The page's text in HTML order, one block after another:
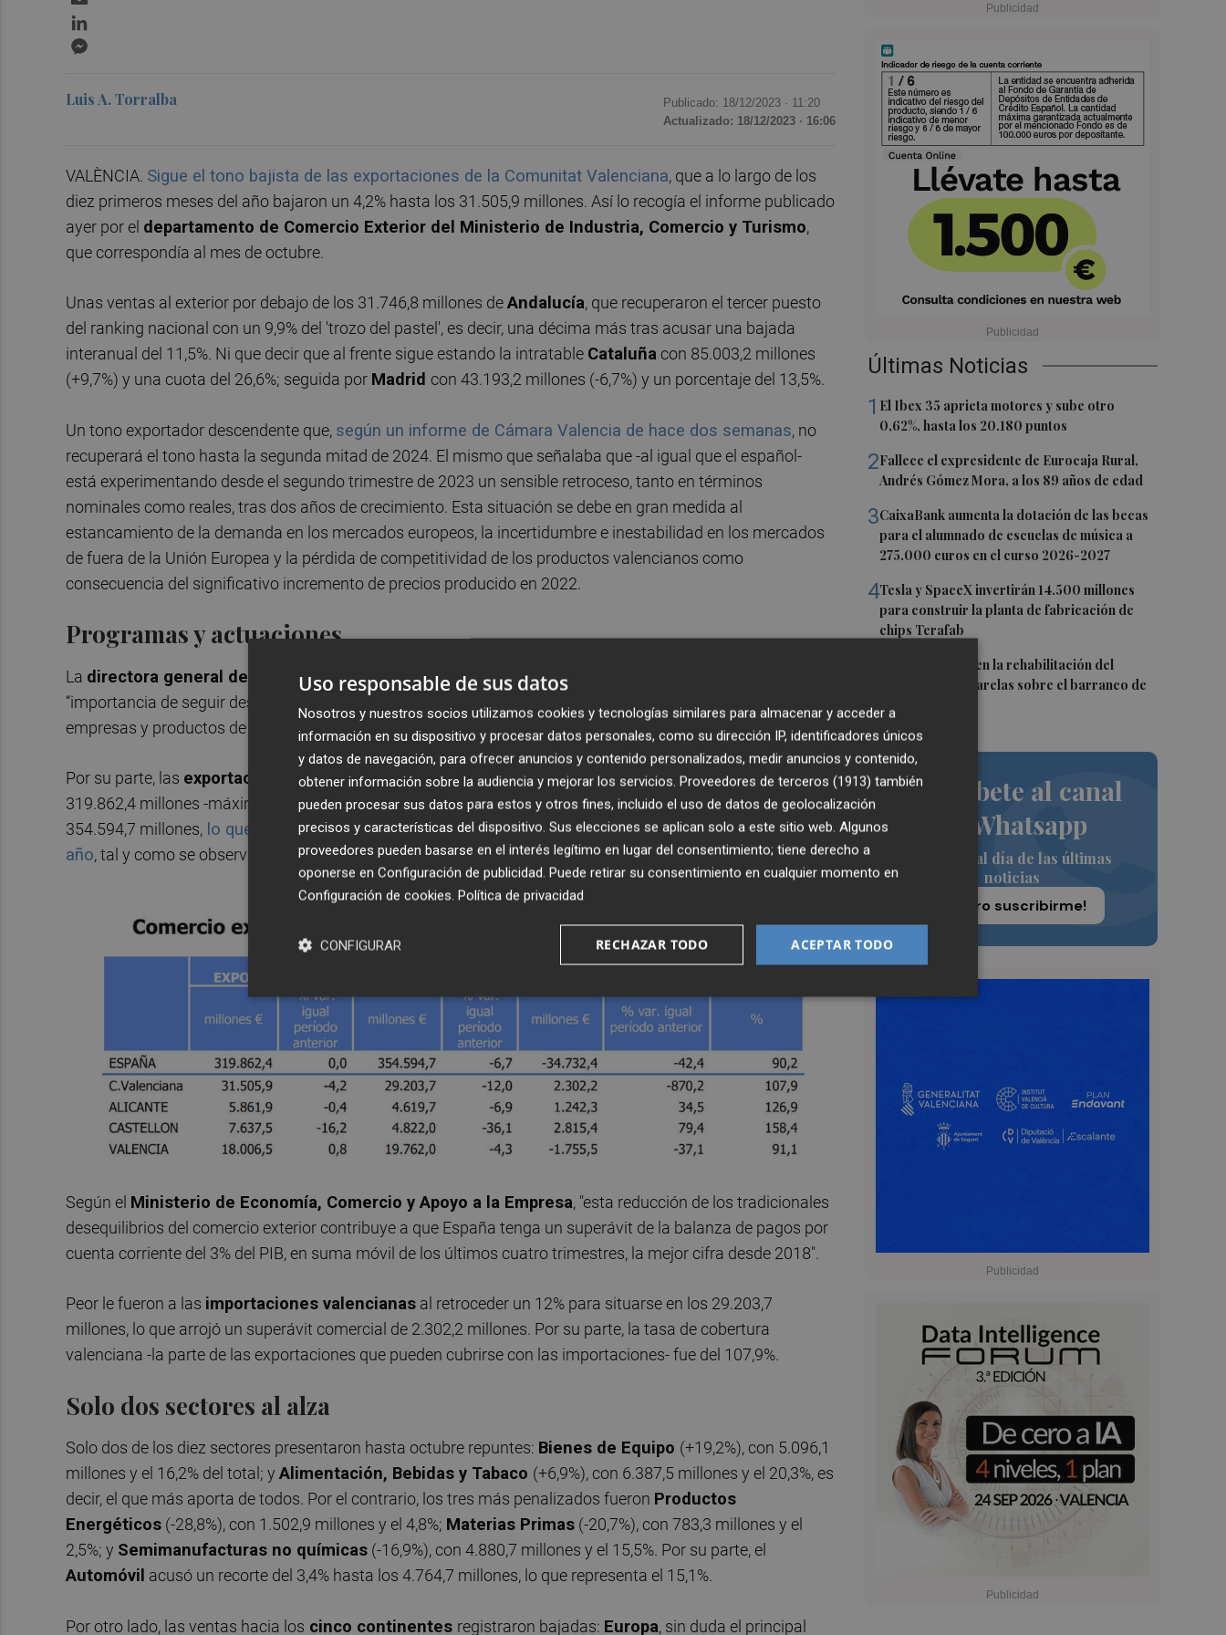
Últimas Noticias
1 El Ibex 35 aprieta motores y sube otro
0,62%, hasta los 20.180 puntos
2Fallece el expresidente de Eurocaja Rural,
Andrés Gómez Mora, a los 89 años de edad
3CaixaBank aumenta la dotación de las becas
para el alumnado de escuelas de música a
275.000 euros en el curso 2026-2027
4Tesla y SpaceX invertirán 14.500 millones
para construir la planta de fabricación de
chips Terafab
L'Eliana avanza en la rehabilitación del
puente y las pasarelas sobre el barranco de
Suscríbete al canal
de Whatsapp
Siempre al día de las últimas
noticias
¡Quiero suscribirme!
Luis A. Torralba Publicado: 18/12/2023 · 11:20
Actualizado: 18/12/2023 · 16:06
VALÈNCIA. Sigue el tono bajista de las exportaciones de la Comunitat Valenciana, que a lo largo de los
diez primeros meses del año bajaron un 4,2% hasta los 31.505,9 millones. Así lo recogía el informe publicado
ayer por el departamento de Comercio Exterior del Ministerio de Industria, Comercio y Turismo,
que correspondía al mes de octubre.
Unas ventas al exterior por debajo de los 31.746,8 millones deAndalucía, que recuperaron el tercer puesto
del ranking nacional con un 9,9% del 'trozo del pastel', es decir, una décima más tras acusar una bajada
interanual del 11,5%. Ni que decir que al frente sigue estando la intratable Cataluña con 85.003,2 millones
(+9,7%) y una cuota del 26,6%; seguida por Madrid con 43.193,2 millones (-6,7%) y un porcentaje del 13,5%.
Un tono exportador descendente que, según un informe de Cámara Valencia de hace dos semanas, no
recuperará el tono hasta la segunda mitad de 2024. El mismo que señalaba que -al igual que el español-
está experimentando desde el segundo trimestre de 2023 un sensible retroceso, tanto en términos
nominales como reales, tras dos años de crecimiento. Esta situación se debe en gran medida al
estancamiento de la demanda en los mercados europeos, la incertidumbre e inestabilidad en los mercados
de fuera de la Unión Europea y la pérdida de competitividad de los productos valencianos como
consecuencia del significativo incremento de precios producido en 2022.
Programas y actuaciones
La directora general de Emprendimiento e Internacionalización, Ester Olivas
“importancia de seguir desarrollando programas y actuaciones que refuercen la promoción exterior de las
empresas y productos de la Comunitat en un momento complejo a nivel internacional”.
Por su parte, las exportaciones españolaspresentaron un tono plano al mantenerse hasta octubre en los
319.862,4 millones -máximos históricos- frente a una caída del 6,7% de las importaciones, hasta los
354.594,7 millones, lo que redujo un 42,4% el déficit comercial nacional en los diez primeros meses del
año, tal y como se observa en la tabla siguiente:
Según el Ministerio de Economía, Comercio y Apoyo a la Empresa, "esta reducción de los tradicionales
desequilibrios del comercio exterior contribuye a que España tenga un superávit de la balanza de pagos por
cuenta corriente del 3% del PIB, en suma móvil de los últimos cuatro trimestres, la mejor cifra desde 2018".
Peor le fueron a las importaciones valencianas al retroceder un 12% para situarse en los 29.203,7
millones, lo que arrojó un superávit comercial de 2.302,2 millones. Por su parte, la tasa de cobertura
valenciana -la parte de las exportaciones que pueden cubrirse con las importaciones- fue del 107,9%.
Solo dos sectores al alza
Solo dos de los diez sectores presentaron hasta octubre repuntes: Bienes de Equipo (+19,2%), con 5.096,1
millones y el 16,2% del total; y Alimentación, Bebidas y Tabaco (+6,9%), con 6.387,5 millones y el 20,3%, es
decir, el que más aporta de todos. Por el contrario, los tres más penalizados fueron Productos
Energéticos (-28,8%), con 1.502,9 millones y el 4,8%; Materias Primas (-20,7%), con 783,3 millones y el
2,5%; y Semimanufacturas no químicas (-16,9%), con 4.880,7 millones y el 15,5%. Por su parte, el
Automóvil acusó un recorte del 3,4% hasta los 4.764,7 millones, lo que representa el 15,1%.
Por otro lado, las ventas hacia los cinco continentes registraron bajadas: Europa, sin duda el principal
Uso responsable de sus datos
Nosotros y nuestros socios utilizamos cookies y tecnologías similares para almacenar y acceder a
información en su dispositivo y procesar datos personales, como su dirección IP, identificadores únicos
y datos de navegación, para ofrecer anuncios y contenido personalizados, medir anuncios y contenido,
obtener información sobre la audiencia y mejorar los servicios. Proveedores de terceros (1913) también
pueden procesar sus datos para estos y otros fines, incluido el uso de datos de geolocalización
precisos y características del dispositivo. Sus elecciones se aplican solo a este sitio web. Algunos
proveedores pueden basarse en el interés legítimo en lugar del consentimiento; tiene derecho a
oponerse en Configuración de publicidad. Puede retirar su consentimiento en cualquier momento en
Configuración de cookies. Política de privacidad
ACEPTAR TODO
RECHAZAR TODO
CONFIGURAR